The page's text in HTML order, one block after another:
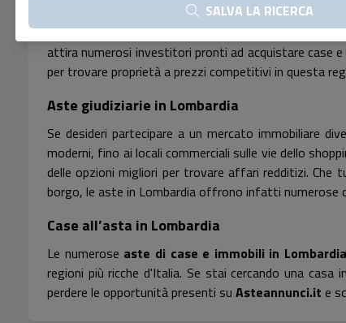
è una delle regioni più interessanti
non interessano soltanto il capoluogoMilanoma
attira numerosi investitori pronti ad acquistare case e
per trovare proprietà a prezzi competitivi in questa
Aste giudiziarie in Lombardia
Se desideri partecipare a un mercato immobiliare
moderni, fino ai locali commerciali sulle vie dello
delle opzioni migliori per trovare affari redditizi. Che
borgo, le aste in Lombardia offrono infatti numerose
Case all’asta in Lombardia
Le numerose aste di case e immobili in Lombardia
regioni più ricche d'Italia. Se stai cercando una casa
perdere le opportunità presenti su Asteannunci.it e
SALVA LA RICERCA